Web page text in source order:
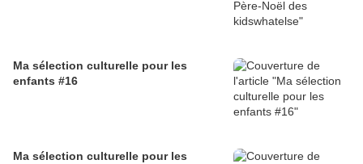
Ma sélection culturelle pour les
enfants #16
Ma sélection culturelle pour les